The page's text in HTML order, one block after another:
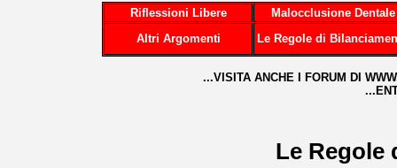
Riflessioni Libere
Malocclusione Dentale
Altri Argomenti
Le Regole di
...VISITA ANCHE I FORUM DI
Le Regole